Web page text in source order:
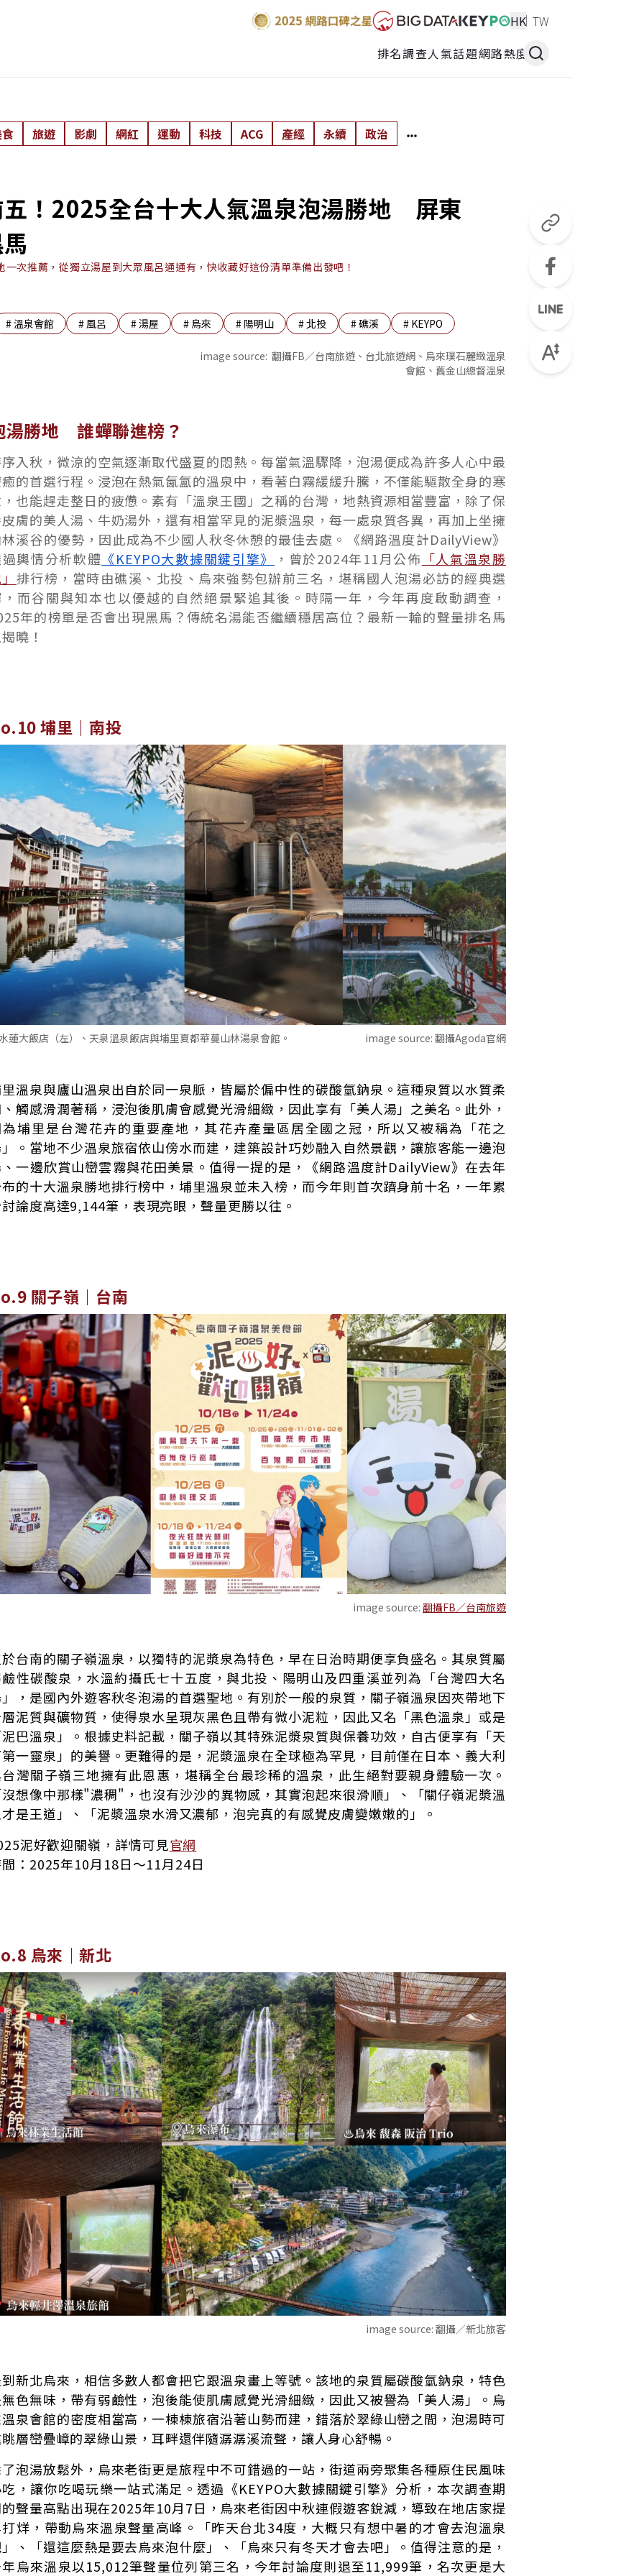
HK TW
排名調查人氣話題網路熱度
旅遊 影劇 網紅 運動 科技 ACG 產經 永續 政治
！2025全台十大人氣溫泉泡湯勝地 屏東
次推薦，從獨立湯屋到大眾風呂通通有，快收藏好這份清單準備出發吧！
# 溫泉會館 #風呂 #湯屋 # 烏來 # 陽明山 #北投 #礁溪 # KEYPO
image source: 翻攝FB／台南旅遊、台北旅遊網、烏來璞石麗緻溫泉
會館、舊金山總督溫泉
湯勝地 誰蟬聯進榜？
入秋，微涼的空氣逐漸取代盛夏的悶熱。每當氣溫驟降，泡湯便成為許多人心中最
的首選行程。浸泡在熱氣氤氳的溫泉中，看著白霧緩緩升騰，不僅能驅散全身的寒
也能趕走整日的疲憊。素有「溫泉王國」之稱的台灣，地熱資源相當豐富，除了保
膚的美人湯、牛奶湯外，還有相當罕見的泥漿溫泉，每一處泉質各異，再加上坐擁
溪谷的優勢，因此成為不少國人秋冬休憩的最佳去處。《網路溫度計DailyView》
輿情分析軟體 《KEYPO大數據關鍵引擎》 ，曾於2024年11月公佈 「人氣溫泉勝
排行榜，當時由礁溪、北投、烏來強勢包辦前三名，堪稱國人泡湯必訪的經典選
而谷關與知本也以優越的自然絕景緊追其後。時隔一年，今年再度啟動調查，
年的榜單是否會出現黑馬？傳統名湯能否繼續穩居高位？最新一輪的聲量排名馬
曉！
埔里｜南投
蓮大飯店（左）、天泉溫泉飯店與埔里夏都華蔓山林湯泉會館。 image source: 翻攝Agoda官網
溫泉與廬山溫泉出自於同一泉脈，皆屬於偏中性的碳酸氫鈉泉。這種泉質以水質柔
觸感滑潤著稱，浸泡後肌膚會感覺光滑細緻，因此享有「美人湯」之美名。此外，
埔里是台灣花卉的重要產地，其花卉產量區居全國之冠，所以又被稱為「花之
。當地不少溫泉旅宿依山傍水而建，建築設計巧妙融入自然景觀，讓旅客能一邊泡
一邊欣賞山巒雲霧與花田美景。值得一提的是，《網路溫度計DailyView》在去年
的十大溫泉勝地排行榜中，埔里溫泉並未入榜，而今年則首次躋身前十名，一年累
論度高達9,144筆，表現亮眼，聲量更勝以往。
關子嶺｜台南
image source: 翻攝FB／台南旅遊
台南的關子嶺溫泉，以獨特的泥漿泉為特色，早在日治時期便享負盛名。其泉質屬
性碳酸泉，水溫約攝氏七十五度，與北投、陽明山及四重溪並列為「台灣四大名
，是國內外遊客秋冬泡湯的首選聖地。有別於一般的泉質，關子嶺溫泉因夾帶地下
泥質與礦物質，使得泉水呈現灰黑色且帶有微小泥粒，因此又名「黑色溫泉」或是
巴溫泉」。根據史料記載，關子嶺以其特殊泥漿泉質與保養功效，自古便享有「天
一靈泉」的美譽。更難得的是，泥漿溫泉在全球極為罕見，目前僅在日本、義大利
灣關子嶺三地擁有此恩惠，堪稱全台最珍稀的溫泉，此生絕對要親身體驗一次。
想像中那樣"濃稠"，也沒有沙沙的異物感，其實泡起來很滑順」、「關仔嶺泥漿溫
是王道」、「泥漿溫泉水滑又濃郁，泡完真的有感覺皮膚變嫩嫩的」。
泥好歡迎關嶺，詳情可見官網
：2025年10月18日～11月24日
烏來｜新北
image source: 翻攝／新北旅客
新北烏來，相信多數人都會把它跟溫泉畫上等號。該地的泉質屬碳酸氫鈉泉，特色
色無味，帶有弱鹼性，泡後能使肌膚感覺光滑細緻，因此又被譽為「美人湯」。烏
泉會館的密度相當高，一棟棟旅宿沿著山勢而建，錯落於翠綠山巒之間，泡湯時可
層巒疊嶂的翠綠山景，耳畔還伴隨潺潺溪流聲，讓人身心舒暢。
泡湯放鬆外，烏來老街更是旅程中不可錯過的一站，街道兩旁聚集各種原住民風味
，讓你吃喝玩樂一站式滿足。透過《KEYPO大數據關鍵引擎》分析，本次調查期
聲量高點出現在2025年10月7日，烏來老街因中秋連假遊客銳減，導致在地店家提
烊，帶動烏來溫泉聲量高峰。「昨天台北34度，大概只有想中暑的才會去泡溫泉
、「還這麼熱是要去烏來泡什麼」、「烏來只有冬天才會去吧」。值得注意的是，
烏來溫泉以15,012筆聲量位列第三名，今年討論度則退至11,999筆，名次更是大